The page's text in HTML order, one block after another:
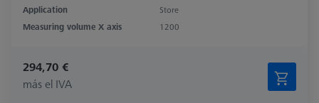
Application
Store
Measuring volume X axis
1200
294,70 €
más el IVA